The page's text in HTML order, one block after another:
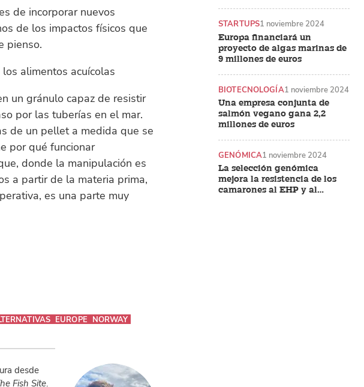
de incorporar nuevos
de los impactos físicos que
pienso.
alimentos acuícolas
un gránulo capaz de resistir
por las tuberías en el mar.
de un pellet a medida que se
por qué funcionar
donde la manipulación es
a partir de la materia prima,
es una parte muy
Europa financiará un
proyecto de algas marinas de
9 millones de euros
STARTUPS1 noviembre 2024
Una empresa conjunta de
salmón vegano gana 2,2
millones de euros
BIOTECNOLOGÍA1 noviembre 2024
La selección genómica
mejora la resistencia de los
camarones al EHP y al
GENÓMICA1 noviembre 2024
EUROPE NORWAY
desde
Fish Site.